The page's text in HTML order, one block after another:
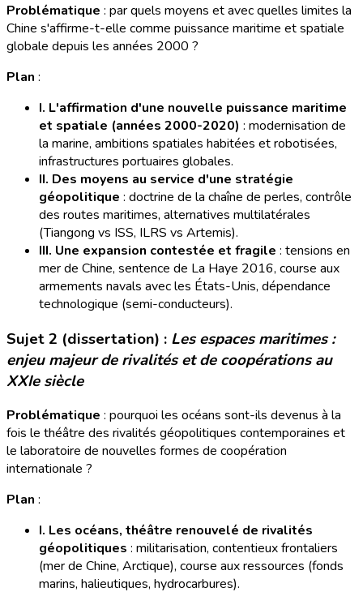
Problématique : par quels moyens et avec quelles limites la
Chine s'affirme-t-elle comme puissance maritime et spatiale
globale depuis les années 2000 ?
Plan :
I. L'affirmation d'une nouvelle puissance maritime
et spatiale (années 2000-2020) : modernisation de
la marine, ambitions spatiales habitées et robotisées,
infrastructures portuaires globales.
II. Des moyens au service d'une stratégie
géopolitique : doctrine de la chaîne de perles, contrôle
des routes maritimes, alternatives multilatérales
(Tiangong vs ISS, ILRS vs Artemis).
III. Une expansion contestée et fragile : tensions en
mer de Chine, sentence de La Haye 2016, course aux
armements navals avec les États-Unis, dépendance
technologique (semi-conducteurs).
Sujet 2 (dissertation) : Les espaces maritimes :
enjeu majeur de rivalités et de coopérations au
XXIe siècle
Problématique : pourquoi les océans sont-ils devenus à la
fois le théâtre des rivalités géopolitiques contemporaines et
le laboratoire de nouvelles formes de coopération
internationale ?
Plan :
I. Les océans, théâtre renouvelé de rivalités
géopolitiques : militarisation, contentieux frontaliers
(mer de Chine, Arctique), course aux ressources (fonds
marins, halieutiques, hydrocarbures).